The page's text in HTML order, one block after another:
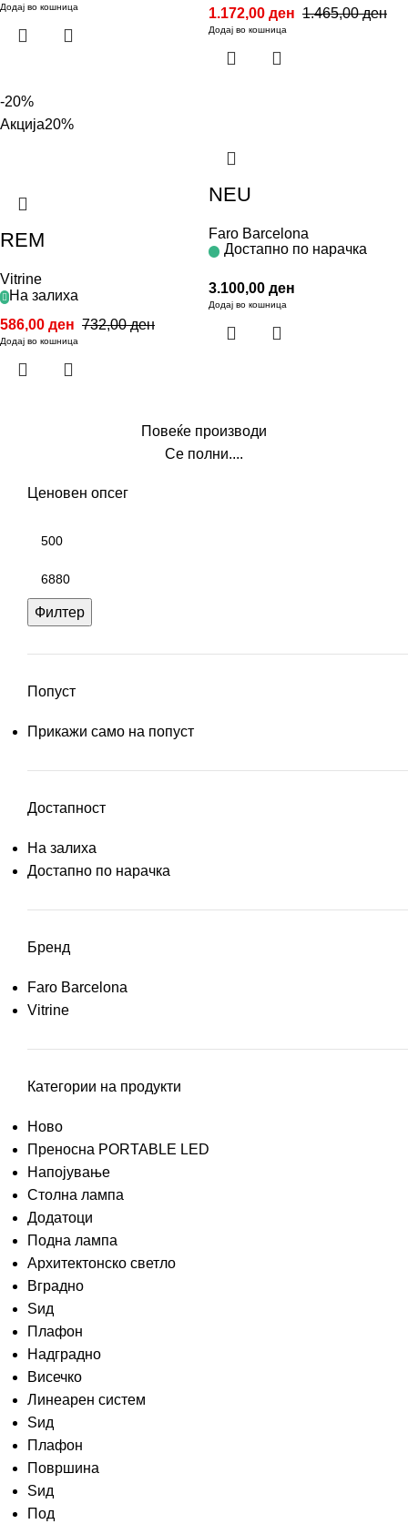
Ценовен опсег
Филтер
Попуст
Прикажи само на попуст
Достапност
На залиха
Достапно по нарачка
Бренд
Faro Barcelona
Vitrine
Категории на продукти
Ново
Преносна PORTABLE LED
Напојување
Столна лампа
Додатоци
Подна лампа
Архитектонско светло
Вградно
Ѕид
Плафон
Надградно
Висечко
Линеарен систем
Ѕид
Плафон
Површина
Ѕид
Под
Додај во кошница
1.465,00ден
1.172,00 ден
Додај во кошница
-20%
Акција20%
REM
Vitrine
На залиха
732,00ден
586,00 ден
Додај во кошница
NEU
Faro Barcelona
Достапно по нарачка
3.100,00 ден
Додај во кошница
Повеќе производи
Се полни....